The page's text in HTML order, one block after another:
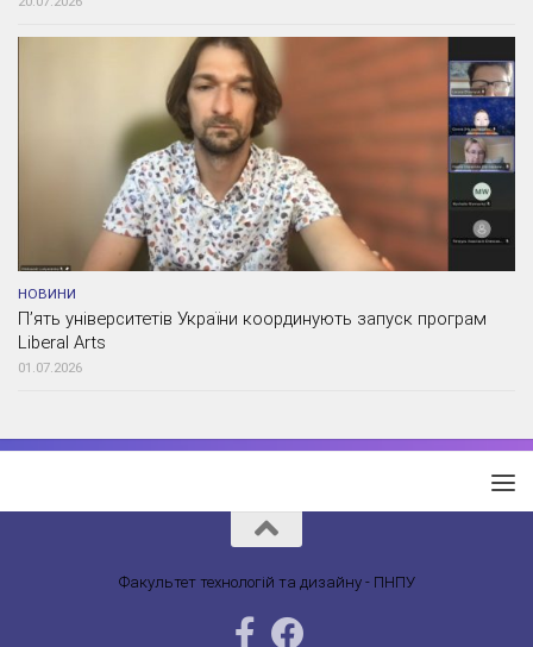
НОВИНИ
П’ять університетів України координують запуск програм
Liberal Arts
01.07.2026
Факультет технологій та дизайну - ПНПУ